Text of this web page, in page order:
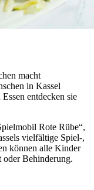
macht
in Kassel
entdecken sie
Rote Rübe“,
vielfältige Spiel-,
können alle Kinder
Behinderung.